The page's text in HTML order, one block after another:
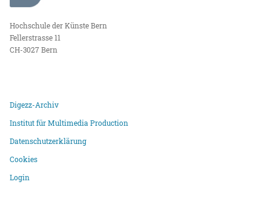
Hochschule der Künste Bern
Fellerstrasse 11
CH-3027 Bern
Digezz-Archiv
Institut für Multimedia Production
Datenschutzerklärung
Cookies
Login